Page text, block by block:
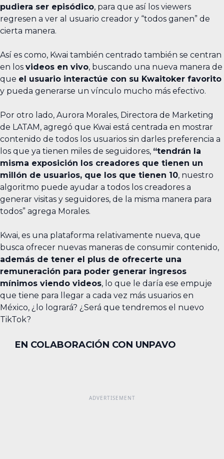
pudiera ser episódico, para que así los viewers
regresen a ver al usuario creador y “todos ganen” de
cierta manera.
Así es como, Kwai también centrado también se centran
en los videos en vivo, buscando una nueva manera de
que el usuario interactúe con su Kwaitoker favorito
y pueda generarse un vínculo mucho más efectivo.
Por otro lado, Aurora Morales, Directora de Marketing
de LATAM, agregó que Kwai está centrada en mostrar
contenido de todos los usuarios sin darles preferencia a
los que ya tienen miles de seguidores, “tendrán la
misma exposición los creadores que tienen un
millón de usuarios, que los que tienen 10, nuestro
algoritmo puede ayudar a todos los creadores a
generar visitas y seguidores, de la misma manera para
todos” agrega Morales.
Kwai, es una plataforma relativamente nueva, que
busca ofrecer nuevas maneras de consumir contenido,
además de tener el plus de ofrecerte una
remuneración para poder generar ingresos
mínimos viendo videos, lo que le daría ese empuje
que tiene para llegar a cada vez más usuarios en
México, ¿lo logrará? ¿Será que tendremos el nuevo
TikTok?
EN COLABORACIÓN CON UNPAVO